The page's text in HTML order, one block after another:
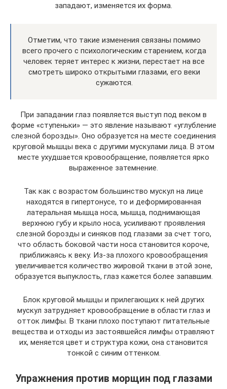
западают, изменяется их форма.
Отметим, что такие изменения связаны помимо
всего прочего с психологическим старением, когда
человек теряет интерес к жизни, перестает на все
смотреть широко открытыми глазами, его веки
сужаются.
При западании глаз появляется выступ под веком в
форме «ступеньки» — это явление называют «углубление
слезной борозды». Оно образуется на месте соединения
круговой мышцы века с другими мускулами лица. В этом
месте ухудшается кровообращение, появляется ярко
выраженное затемнение.
Так как с возрастом большинство мускул на лице
находятся в гипертонусе, то и деформированная
латеральная мышца носа, мышца, поднимающая
верхнюю губу и крыло носа, усиливают проявления
слезной борозды и синяков под глазами за счет того,
что область боковой части носа становится короче,
приближаясь к веку. Из-за плохого кровообращения
увеличивается количество жировой ткани в этой зоне,
образуется выпуклость, глаз кажется более запавшим.
Блок круговой мышцы и прилегающих к ней других
мускул затрудняет кровообращение в области глаз и
отток лимфы. В ткани плохо поступают питательные
вещества и отходы из застоявшейся лимфы отравляют
их, меняется цвет и структура кожи, она становится
тонкой с синим оттенком.
Упражнения против морщин под глазами